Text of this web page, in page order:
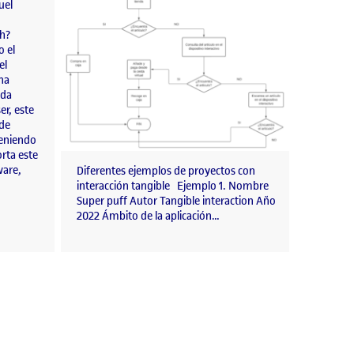
el
este
este
Diferentes ejemplos de proyectos con
interacción tangible Ejemplo 1. Nombre
Super puff Autor Tangible interaction Año
2022 Ámbito de la aplicación…